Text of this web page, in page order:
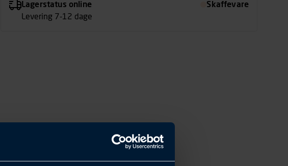
Fordele:
Certificerede gulvlæggerknælommer i henhold til EN 14404.
God til: Arbejde, der kræver bevægelsesfrihed og slidstyrke — især
gulvlægning, montør- og håndværksopgaver hvor knæbeskyttelse er
Lagerstatus online
Levering 7-12 dage
Skaffevare